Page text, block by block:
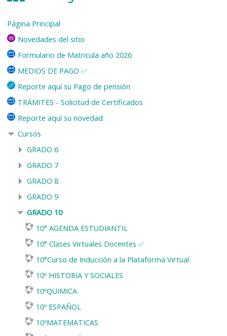
Página Principal
Novedades del sitio
Formulario de Matricula año 2026
MEDIOS DE PAGO ✅
Reporte aquí su Pago de pensión
TRÁMITES - Solicitud de Certificados
Reporte aquí su novedad
Cursos
GRADO 6
GRADO 7
GRADO 8
GRADO 9
GRADO 10
10° AGENDA ESTUDIANTIL
10° Clases Virtuales Docentes ✅
10°Curso de Inducción a la Plataforma Virtual
10º HISTORIA Y SOCIALES
10ºQUIMICA
10º ESPAÑOL
10ºMATEMATICAS